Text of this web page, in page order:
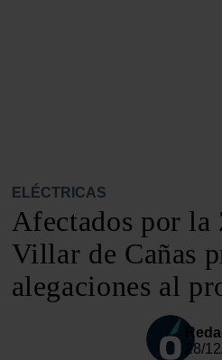
ELÉCTRICAS
Afectados por la
Villar de Cañas
alegaciones al
28/